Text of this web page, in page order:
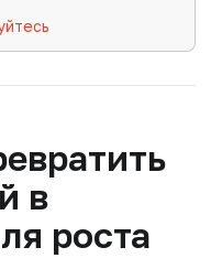
в
роста